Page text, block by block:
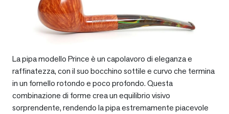
La pipa modello Prince è un capolavoro di eleganza e
raffinatezza, con il suo bocchino sottile e curvo che termina
in un fornello rotondo e poco profondo. Questa
combinazione di forme crea un equilibrio visivo
sorprendente, rendendo la pipa estremamente piacevole